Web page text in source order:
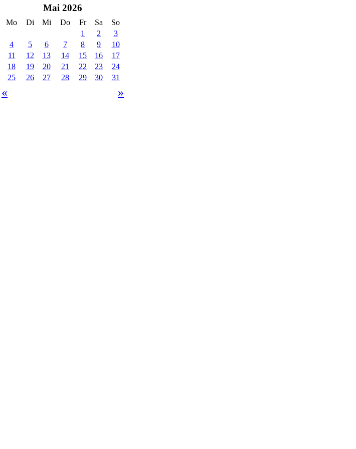
Mai 2026
Mo Di Mi Do Fr Sa
So
1
2
3
4
5 6 7 8 9
10
11
12 13 14 15 16
17
18
19 20 21 22 23
24
25
26 27 28 29 30 31
« »